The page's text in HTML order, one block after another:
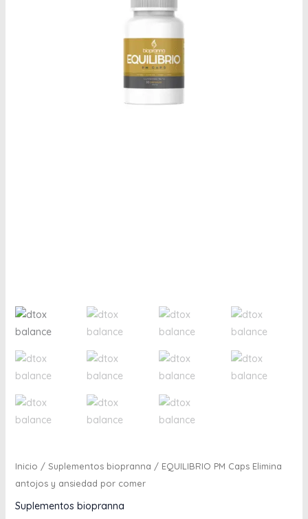
Inicio / Suplementos biopranna / EQUILIBRIO PM Caps Elimina
antojos y ansiedad por comer
Suplementos biopranna